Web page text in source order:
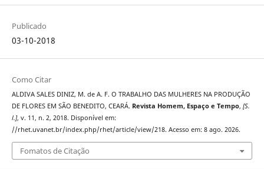
Publicado
03-10-2018
Como Citar
ALDIVA SALES DINIZ, M. de A. F. O TRABALHO DAS MULHERES NA PRODUÇÃO
DE FLORES EM SÃO BENEDITO, CEARÁ. Revista Homem, Espaço e Tempo, [S.
l.], v. 11, n. 2, 2018. Disponível em:
//rhet.uvanet.br/index.php/rhet/article/view/218. Acesso em: 8 ago. 2026.
Fomatos de Citação